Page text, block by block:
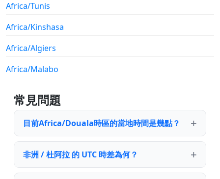
Africa/Tunis
Africa/Kinshasa
Africa/Algiers
Africa/Malabo
常見問題
目前Africa/Douala時區的當地時間是幾點？
非洲 / 杜阿拉 的 UTC 時差為何？